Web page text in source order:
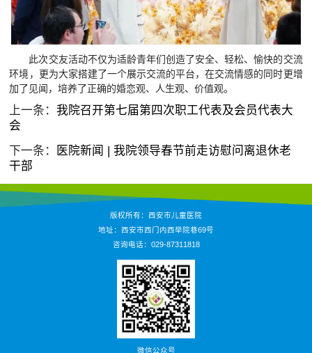
此次交友活动不仅为适龄青年们创造了安全、轻松、愉快的交流
环境，更为大家搭建了一个展示交流的平台，在交流情感的同时更增
加了见闻，培养了正确的婚恋观、人生观、价值观。
上一条：我院召开第七届第四次职工代表及会员代表大
会
下一条：
医院新闻 | 我院领导春节前走访慰问离退休老
干部
版权所有：西安市儿童医院
地址：西安市西门内西举院巷69号
咨询电话：029-87311818
微信公众号